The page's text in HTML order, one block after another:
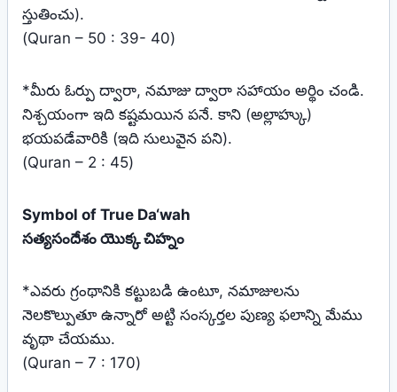
స్తుతించు).
(Quran – 50 : 39- 40)
*మీరు ఓర్పు ద్వారా, నమాజు ద్వారా సహాయం అర్థిం చండి.
నిశ్చయంగా ఇది కష్టమయిన పనే. కాని (అల్లాహ్కు)
భయపడేవారికి (ఇది సులువైన పని).
(Quran – 2 : 45)
Symbol of True Da‘wah
సత్యసందేశం యొక్క చిహ్నం
*ఎవరు గ్రంథానికి కట్టుబడి ఉంటూ, నమాజులను
నెలకొల్పుతూ ఉన్నారో అట్టి సంస్కర్తల పుణ్య ఫలాన్ని మేము
వృథా చేయము.
(Quran – 7 : 170)